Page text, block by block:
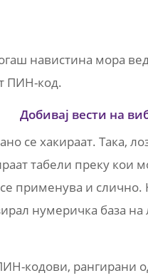
навистина мора
ПИН-код.
Добивај вести на
се хакираат. Така,
табели преку кои
применува и
нумеричка база
кодови, рангирани